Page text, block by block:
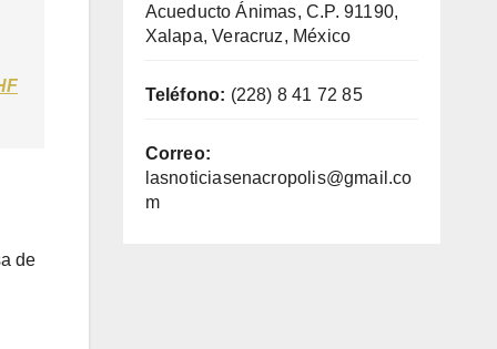
de
Acueducto Ánimas, C.P. 91190,
Xalapa, Veracruz, México
Teléfono: (228) 8 41 72 85
Correo:
lasnoticiasenacropolis@gmail.co
m